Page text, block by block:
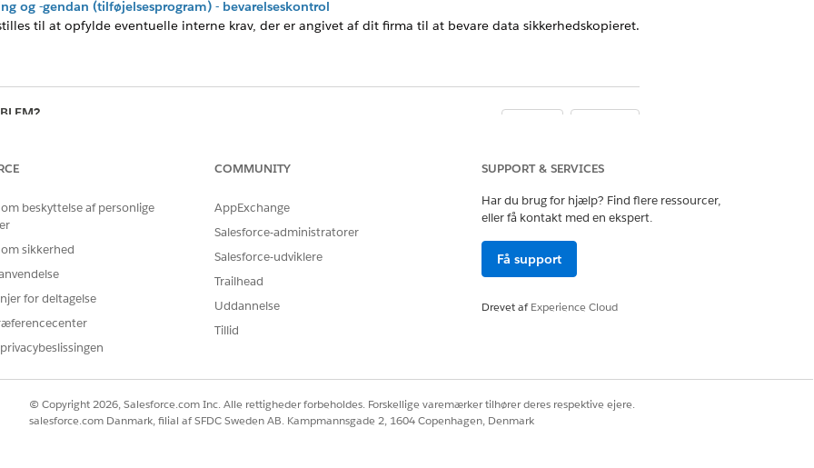
og -gendan (tilføjelsesprogram) - bevarelseskontrol
til at opfylde eventuelle interne krav, der er angivet af dit firma til at bevare data sikkerhedskopieret.
beskyttelse af personlige
sikkerhed
for deltagelse
COMMUNITY
AppExchange
Salesforce-administratorer
Salesforce-udviklere
Trailhead
Uddannelse
Tillid
SUPPORT & SERVICES
Har du brug for hjælp? Find flere ressourcer,
eller få kontakt med en ekspert.
Få support
Drevet afExperience Cloud
© Copyright 2026, Salesforce.com Inc. Alle rettigheder forbeholdes. Forskellige varemærker tilhører deres respektive ejere.
salesforce.com Danmark, filial af SFDC Sweden AB. Kampmannsgade 2, 1604 Copenhagen, Denmark